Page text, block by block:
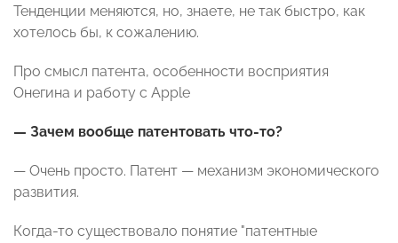
Тенденции меняются, но, знаете, не так быстро, как
хотелось бы, к сожалению.
Про смысл патента, особенности восприятия
Онегина и работу с Apple
— Зачем вообще патентовать что-то?
— Очень просто. Патент — механизм экономического
развития.
Когда-то существовало понятие "патентные